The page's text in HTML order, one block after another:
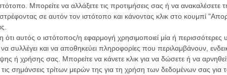
Μπορείτε να αλλάξετε τις προτιμήσεις σας ή να ανακαλέσετε
σε αυτόν τον ιστότοπο και κάνοντας κλικ στο κουμπί
αυτός ο ιστότοπος/η εφαρμογή χρησιμοποιεί μία ή περισσότερες
συλλέγει και να αποθηκεύει πληροφορίες που περιλαμβάνουν,
ή χρήσης σας. Μπορείτε να κάνετε κλικ για να δώσετε ή να
σημάνσεις τρίτων μερών της για τη χρήση των δεδομένων σας
ήταν αυτό που σας έκανε να θελήσετε να
Εγγράψου
Θέλω
ειδήσεις | νέες ταινίες | πρόγραμμα αιθουσών για όλη την Ελλάδα |
| συνεντεύξεις | απόψεις | αφιερώματα | διαγωνισμοί
ΕΓΓΡΑΦΗ